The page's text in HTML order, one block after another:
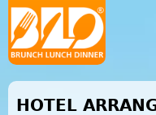
HOTEL